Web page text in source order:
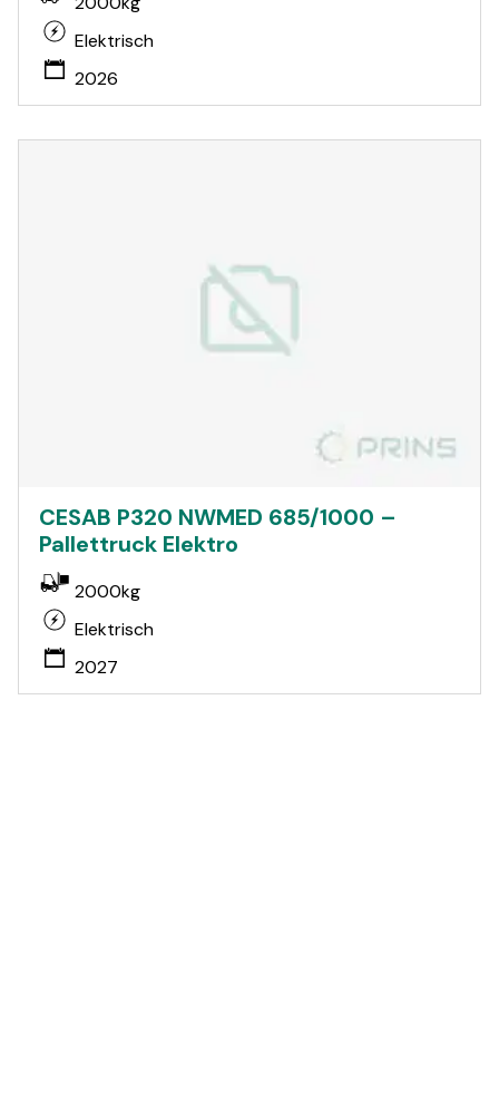
Elektrisch
2026
CESAB P320 NWMED 685/1000 –
Pallettruck Elektro
2000kg
Elektrisch
2027